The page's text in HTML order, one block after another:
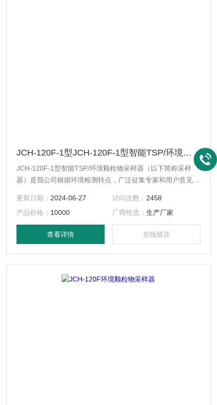
JCH-120F-1型JCH-120F-1型智能TSP/环境颗粒物采样器
JCH-120F-1型智能TSP/环境颗粒物采样器（以下简称采样
器）是我公司根据环境检测特点，广泛征集专家和用户意见，
样器。采样器应用滤膜称重法捕集环境大气中的总悬浮微粒
（TSP）和可吸入微粒（PM10）或细颗粒（*PM2.5、PM5、
PM10）（可选），应用了当前计算机、传感器及新材料等领
域的高新技术。
更新日期： 2024-06-27 访问次数： 2458
产品价格： 10000 厂商性质： 生产厂家
查看详情 在线留言